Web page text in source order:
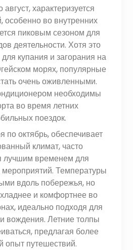
характеризуется
особенно во внутренних
пиковым сезоном для
деятельности. Хотя это
купания и загорания на
морях, популярные
очень оживленными.
необходимы
во время летних
поездок.
по октябрь, обеспечивает
климат, часто
лучшим временем для
мероприятий. Температуры
вдоль побережья, но
и комфортнее во
идеально подходя для
вождения. Летние толпы
предлагая более
опыт путешествий.